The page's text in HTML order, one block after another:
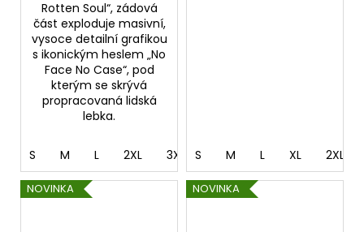
Rotten Soul“, zádová
část exploduje masivní,
vysoce detailní grafikou
s ikonickým heslem „No
Face No Case“, pod
kterým se skrývá
propracovaná lidská
lebka.
S M L 2XL 3XL 4XL 5XL
S M L XL 2XL
NOVINKA NOVINKA